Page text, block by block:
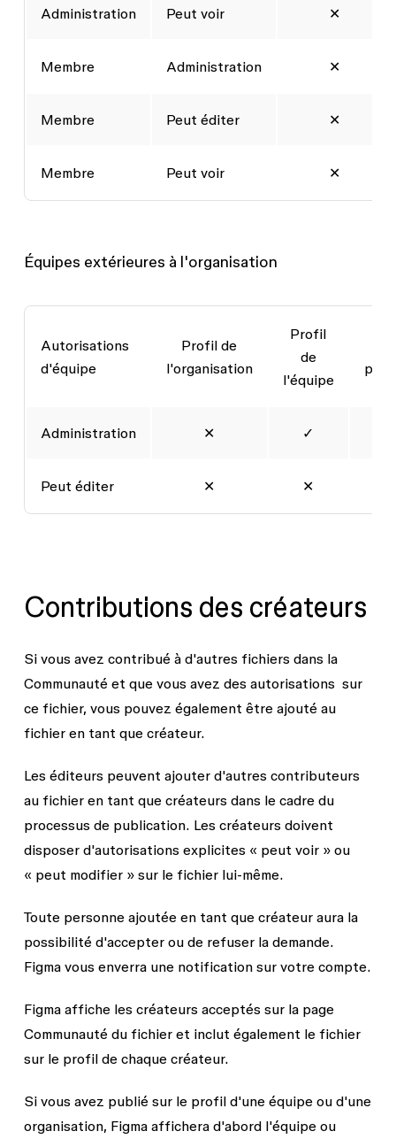
Administration Peut voir ✕
Membre Administration ✕
Membre Peut éditer ✕
Membre Peut voir ✕
Équipes extérieures à l'organisation
Autorisations
d'équipe
Profil de
l'organisation
Profil
de
l'équipe
Administration ✕ ✓
Peut éditer ✕ ✕
Contributions des créateurs
Si vous avez contribué à d'autres fichiers dans la
Communauté et que vous avez des autorisations ‌ sur
ce fichier, vous pouvez également être ajouté au
fichier en tant que créateur.
Les éditeurs peuvent ajouter d'autres contributeurs
au fichier en tant que créateurs dans le cadre du
processus de publication. Les créateurs doivent
disposer d'autorisations explicites « peut voir »ou
« peut modifier »sur le fichier lui-même.
Toute personne ajoutée en tant que créateur aura la
possibilité d'accepter ou de refuser la demande.
Figma vous enverra une notification sur votre compte.
Figma affiche les créateurs acceptés sur la page
Communauté du fichier et inclut également le fichier
sur le profil de chaque créateur.
Si vous avez publié sur le profil d'une équipe ou d'une
organisation, Figma affichera d'abord l'équipe ou